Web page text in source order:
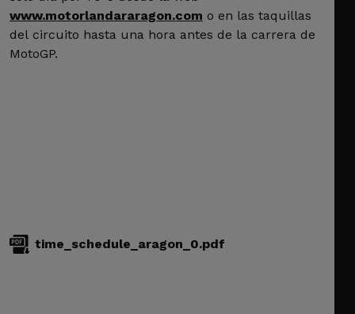
www.motorlandararagon.com o en las taquillas
del circuito hasta una hora antes de la carrera de
MotoGP.
time_schedule_aragon_0.pdf